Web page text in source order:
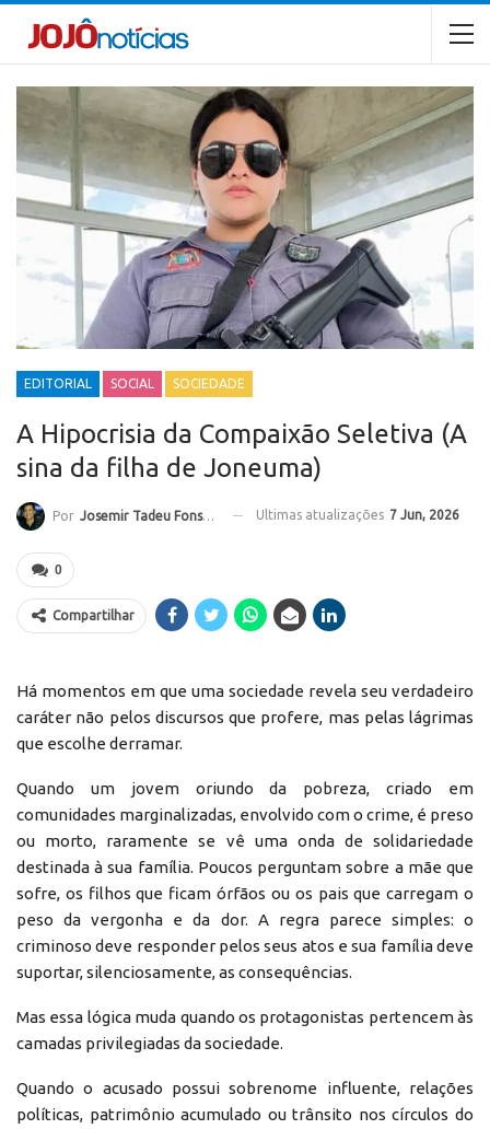
EDITORIAL SOCIAL SOCIEDADE
A Hipocrisia da Compaixão Seletiva (A
sina da filha de Joneuma)
Por Josemir Tadeu Fonseca Ultimas atualizações 7 Jun, 2026
0
Compartilhar
Há momentos em que uma sociedade revela seu verdadeiro
caráter não pelos discursos que profere, mas pelas lágrimas
que escolhe derramar.
Quando um jovem oriundo da pobreza, criado em
comunidades marginalizadas, envolvido com o crime, é preso
ou morto, raramente se vê uma onda de solidariedade
destinada à sua família. Poucos perguntam sobre a mãe que
sofre, os filhos que ficam órfãos ou os pais que carregam o
peso da vergonha e da dor. A regra parece simples: o
criminoso deve responder pelos seus atos e sua família deve
suportar, silenciosamente, as consequências.
Mas essa lógica muda quando os protagonistas pertencem às
camadas privilegiadas da sociedade.
Quando o acusado possui sobrenome influente, relações
políticas, patrimônio acumulado ou trânsito nos círculos do